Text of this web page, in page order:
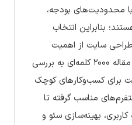
محدودیت‌های بودجه،
بنابراین انتخاب
سایت از اهمیت
ویژه‌ای برخوردار است. در این مقاله ۲۰۰۰ کلمه‌ای به بررسی
برای کسب‌وکارهای کوچک
مناسب گرفته تا
بهینه‌سازی سئو و